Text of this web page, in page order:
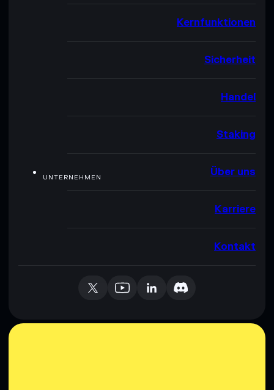
Kernfunktionen
Sicherheit
Handel
Staking
UNTERNEHMEN Über uns
Karriere
Kontakt